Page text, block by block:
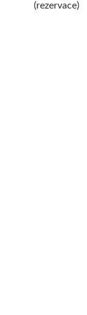
(rezervace)